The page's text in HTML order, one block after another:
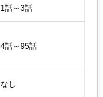
1話～3話
4話～95話
なし